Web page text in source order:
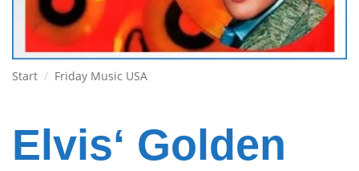
Start / Friday Music USA
Elvis‘ Golden